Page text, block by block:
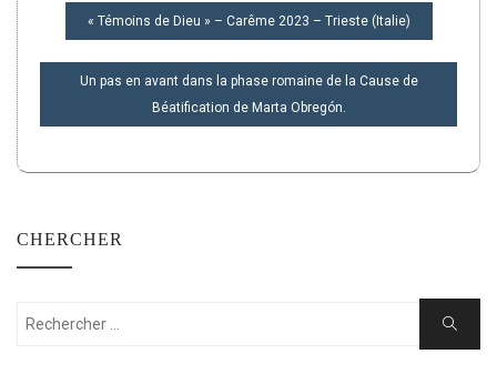
NAVIGATION
DE
L’ARTICLE
« Témoins de Dieu » – Carême 2023 – Trieste (Italie)
Un pas en avant dans la phase romaine de la Cause de
Béatification de Marta Obregón.
CHERCHER
Rechercher:
Chercher